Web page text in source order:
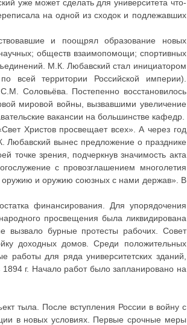
уже может сделать для университета что-
на одной из сходок и подлежавших
и поощрял образование новых
обществ взаимопомощи; спортивных
М.К. Любавский стал инициатором
всей территории Российской империи).
Соловьёва. Постепенно восстановилось
мировой войны, вызвавшими увеличение
вакансии на большинстве кафедр.
Христов просвещает всех». А через год
Любавский вынес предложение о празднике
точке зрения, подчеркнув значимость акта
с провозглашением многолетия
оружию и оружию союзных с нами держав». В
финансирования. Для упорядочения
просвещения была ликвидирована
вызвало бурные протесты рабочих. Совет
доходных домов. Среди положительных
работы для ряда университетских зданий,
г. Начало работ было запланировано на
тыла. После вступления России в войну с
в новых условиях. Первые срочные меры